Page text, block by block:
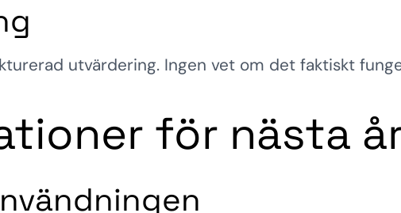
utvärdering. Ingen vet om det faktiskt
för nästa